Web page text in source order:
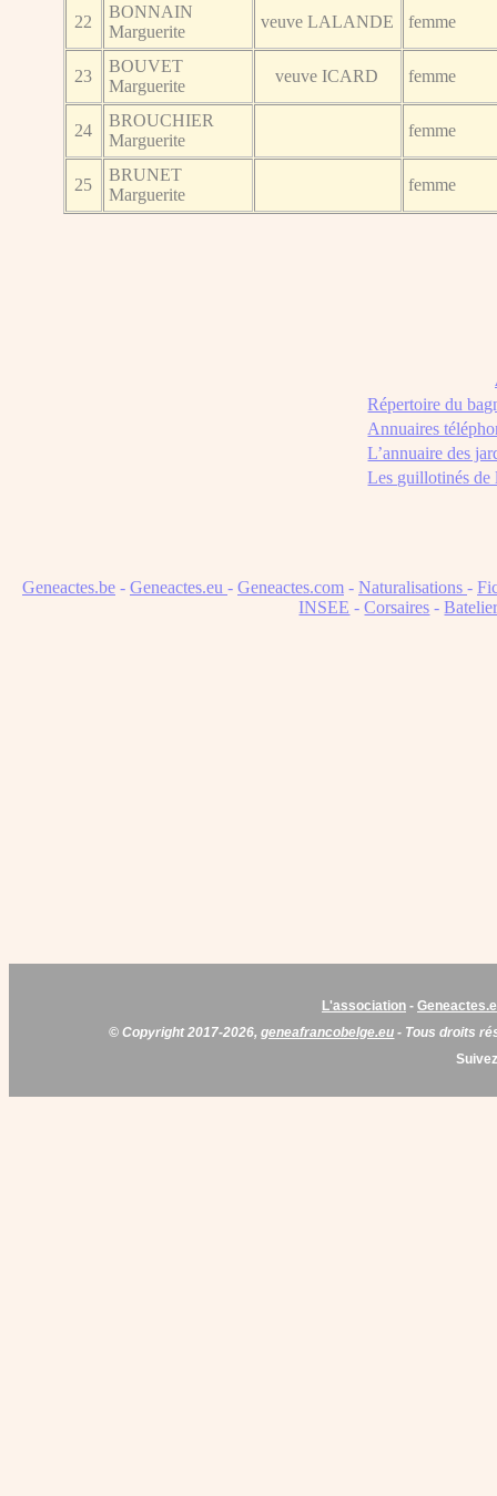
22
BONNAIN
Marguerite
veuve LALANDE femme
23
BOUVET
Marguerite
veuve ICARD femme
24
BROUCHIER
Marguerite
femme
25
BRUNET
Marguerite
femme
Répertoire du
Annuaires
L’annuaire des
Les guillotinés de
Geneactes.be - Geneactes.eu - Geneactes.com - Naturalisations -
INSEE -Corsaires -
L'association -
© Copyright 2017-2026,geneafrancobelge.eu - Tous droits